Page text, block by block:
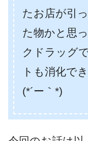
たお店が引
た物かと思
クドラッグ
トも消化で
(*´ー｀*)